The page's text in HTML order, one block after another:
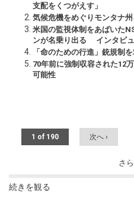
支配をくつがえす」
気候危機をめぐりモンタナ
米国の監視体制をあばいた
ンが名乗り出る インタビ
「命のための行進」銃規制
70年前に強制収容された12
可能性
1 of 190 次へ ›
さ
続きを観る